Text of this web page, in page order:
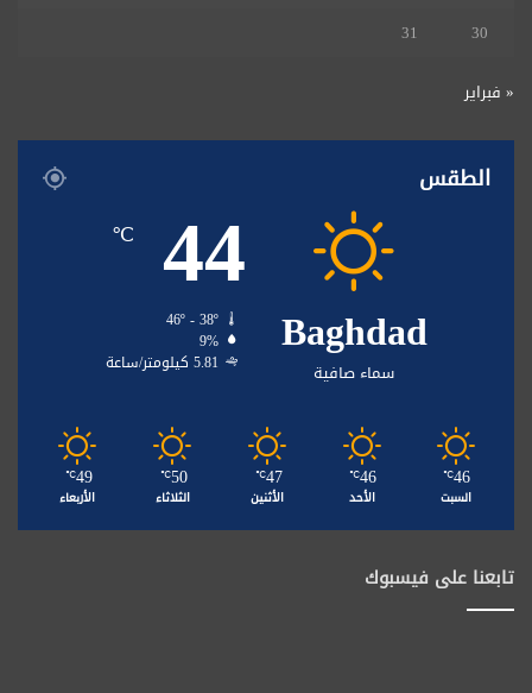
30
31
« فبراير
الطقس
Baghdad
سماء صافية
44
℃
46º - 38º
9%
5.81 كيلومتر/ساعة
46
℃
السبت
46
℃
الأحد
47
℃
الأثنين
50
℃
الثلاثاء
49
℃
الأربعاء
تابعنا على فيسبوك